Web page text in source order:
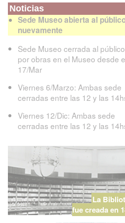
Noticias
Sede Museo abierta al
nuevamente
Sede Museo cerrada al público
por obras en el Museo desde
17/Mar
Viernes 6/Marzo: Ambas sede
cerradas entre las 12 y las
Viernes 12/Dic: Ambas sede
cerradas entre las 12 y las
La
fue creada en